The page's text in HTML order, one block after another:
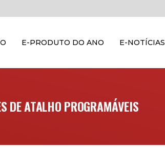
E-PRODUTO DO ANO E-NOTÍCIAS
DE ATALHO PROGRAMÁVEIS